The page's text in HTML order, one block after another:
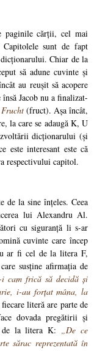
paginile cărții, cel mai
sunt de fapt
Chiar de la
să adune cuvinte și
au reușit să acopere
Jacob nu a finalizat-
Frucht(fruct). Așa încât,
la care se adaugă K, U
dicționarului (și
este interesant este că
respectivului capitol.
de la sine înțeles. Ceea
lui Alexandru Al.
cu siguranță li s-ar
cuvinte care încep
ar fi cel de la litera F,
susține afirmația de
cam frică să decidă și
i-au forțat mâna, la
literă are parte de
dovada pregătirii și
de la litera K: „De ce
sărac reprezentată în